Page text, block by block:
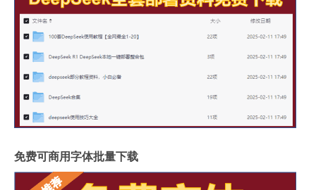
免费可商用字体批量下载